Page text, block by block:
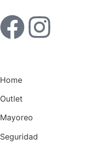
Home
Outlet
Mayoreo
Seguridad